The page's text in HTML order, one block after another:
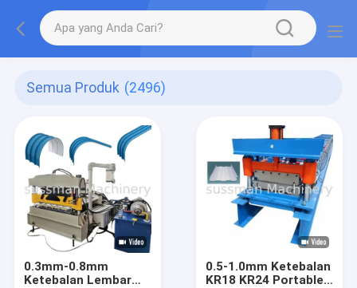
Semua Produk (2496)
0.3mm-0.8mm
Ketebalan Lembar
0.5-1.0mm Ketebalan
KR18 KR24 Portable